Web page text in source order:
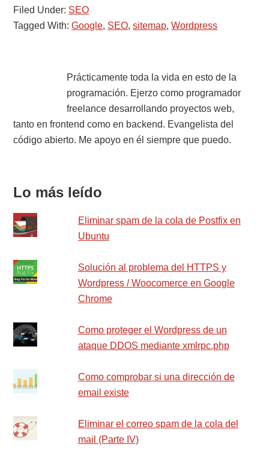
Filed Under: SEO
Tagged With:Google, SEO,sitemap,Wordpress
Primary
Sidebar
Prácticamente toda la vida en esto de la
programación. Ejerzo como programador
freelance desarrollando proyectos web,
tanto en frontend como en backend. Evangelista del
código abierto. Me apoyo en él siempre que puedo.
Lo más leído
Eliminar spam de la cola de Postfix en
Ubuntu
Solución al problema del HTTPS y
Wordpress / Woocomerce en Google
Chrome
Como proteger el Wordpress de un
ataque DDOS mediante xmlrpc.php
Como comprobar si una dirección de
email existe
Eliminar el correo spam de la cola del
mail (Parte IV)